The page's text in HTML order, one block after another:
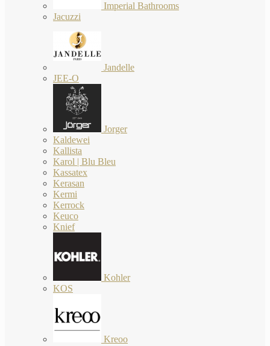
Imperial Bathrooms
Jacuzzi
Jandelle
JEE-O
Jorger
Kaldewei
Kallista
Karol | Blu Bleu
Kassatex
Kerasan
Kermi
Kerrock
Keuco
Knief
Kohler
KOS
Kreoo